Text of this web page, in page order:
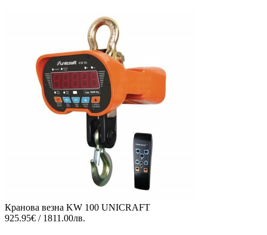
Кранова везна KW 100 UNICRAFT
925.95€ / 1811.00лв.